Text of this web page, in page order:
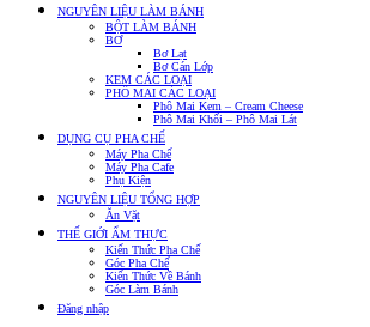
NGUYÊN LIỆU LÀM BÁNH
BỘT LÀM BÁNH
BƠ
Bơ Lạt
Bơ Cán Lớp
KEM CÁC LOẠI
PHÔ MAI CÁC LOẠI
Phô Mai Kem – Cream Cheese
Phô Mai Khối – Phô Mai Lát
DỤNG CỤ PHA CHẾ
Máy Pha Chế
Máy Pha Cafe
Phụ Kiện
NGUYÊN LIỆU TỔNG HỢP
Ăn Vặt
THẾ GIỚI ẨM THỰC
Kiến Thức Pha Chế
Góc Pha Chế
Kiến Thức Về Bánh
Góc Làm Bánh
Đăng nhập